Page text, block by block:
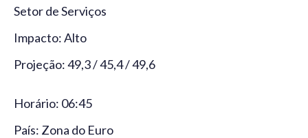
Setor de Serviços
Impacto: Alto
Projeção: 49,3 / 45,4 / 49,6
Horário: 06:45
País: Zona do Euro